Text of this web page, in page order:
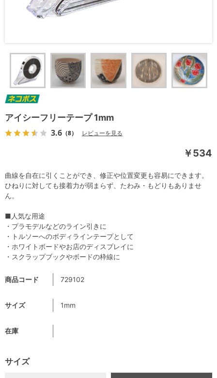
アイシーフリーテープ 1mm
3.6 （8） レビューを見る
￥534
商品コード 729102
サイズ 1mm
在庫
サイズ
曲線を自在に引くことができ、修正や位置変更も容易にできます。
ひねりに対しても接着力が弱まらず、たわみ・もどりもありませ
ん。
■人気な用途
・プラモデルなどのライン引きに
・トルソーへのボディラインテープとして
・ホワイトボードやお店のディスプレイに
・スクラップブックやボードの枠線に